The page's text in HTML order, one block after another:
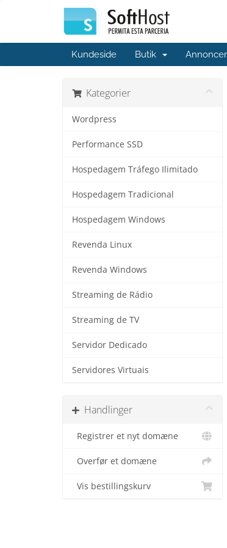
Kundeside Butik
Kategorier
Wordpress
Performance SSD
Hospedagem Tráfego Ilimitado
Hospedagem Tradicional
Hospedagem Windows
Revenda Linux
Revenda Windows
Streaming de Rádio
Streaming de TV
Servidor Dedicado
Servidores Virtuais
Handlinger
Registrer et nyt domæne
Overfør et domæne
Vis bestillingskurv